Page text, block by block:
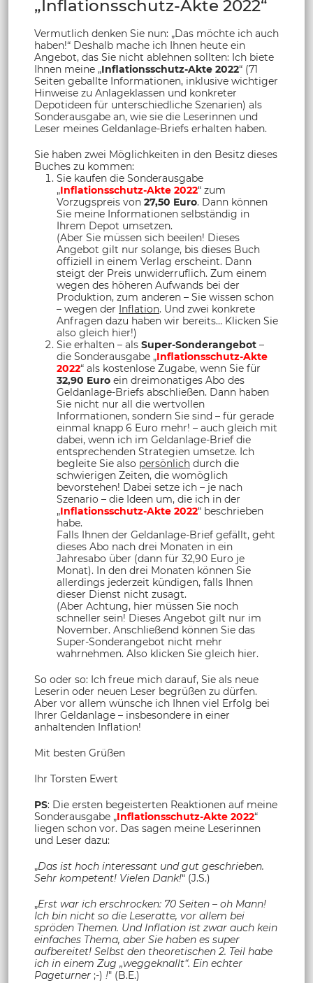
„Inflationsschutz-Akte 2022“
Vermutlich denken Sie nun: „Das möchte ich auch
haben!“ Deshalb mache ich Ihnen heute ein
Angebot, das Sie nicht ablehnen sollten: Ich biete
Ihnen meine „Inflationsschutz-Akte 2022“ (71
Seiten geballte Informationen, inklusive wichtiger
Hinweise zu Anlageklassen und konkreter
Depotideen für unterschiedliche Szenarien) als
Sonderausgabe an, wie sie die Leserinnen und
Leser meines Geldanlage-Briefs erhalten haben.
Sie haben zwei Möglichkeiten in den Besitz dieses
Buches zu kommen:
Sie kaufen die Sonderausgabe
„Inflationsschutz-Akte 2022“ zum
Vorzugspreis von 27,50 Euro. Dann können
Sie meine Informationen selbständig in
Ihrem Depot umsetzen.
(Aber Sie müssen sich beeilen! Dieses
Angebot gilt nur solange, bis dieses Buch
offiziell in einem Verlag erscheint. Dann
steigt der Preis unwiderruflich. Zum einem
wegen des höheren Aufwands bei der
Produktion, zum anderen – Sie wissen schon
– wegen der Inflation. Und zwei konkrete
Anfragen dazu haben wir bereits… Klicken Sie
also gleich hier!)
Sie erhalten – als Super-Sonderangebot –
die Sonderausgabe „Inflationsschutz-Akte
2022“ als kostenlose Zugabe, wenn Sie für
32,90 Euro ein dreimonatiges Abo des
Geldanlage-Briefs abschließen. Dann haben
Sie nicht nur all die wertvollen
Informationen, sondern Sie sind – für gerade
einmal knapp 6 Euro mehr! – auch gleich mit
dabei, wenn ich im Geldanlage-Brief die
entsprechenden Strategien umsetze. Ich
begleite Sie also persönlich durch die
schwierigen Zeiten, die womöglich
bevorstehen! Dabei setze ich – je nach
Szenario – die Ideen um, die ich in der
„Inflationsschutz-Akte 2022“ beschrieben
habe.
Falls Ihnen der Geldanlage-Brief gefällt, geht
dieses Abo nach drei Monaten in ein
Jahresabo über (dann für 32,90 Euro je
Monat). In den drei Monaten können Sie
allerdings jederzeit kündigen, falls Ihnen
dieser Dienst nicht zusagt.
(Aber Achtung, hier müssen Sie noch
schneller sein! Dieses Angebot gilt nur im
November. Anschließend können Sie das
Super-Sonderangebot nicht mehr
wahrnehmen. Also klicken Sie gleich hier.
So oder so: Ich freue mich darauf, Sie als neue
Leserin oder neuen Leser begrüßen zu dürfen.
Aber vor allem wünsche ich Ihnen viel Erfolg bei
Ihrer Geldanlage – insbesondere in einer
anhaltenden Inflation!
Mit besten Grüßen
Ihr Torsten Ewert
PS: Die ersten begeisterten Reaktionen auf meine
Sonderausgabe „Inflationsschutz-Akte 2022“
liegen schon vor. Das sagen meine Leserinnen
und Leser dazu:
„Das ist hoch interessant und gut geschrieben.
Sehr kompetent! Vielen Dank!“ (J.S.)
„Erst war ich erschrocken: 70 Seiten – oh Mann!
Ich bin nicht so die Leseratte, vor allem bei
spröden Themen. Und Inflation ist zwar auch kein
einfaches Thema, aber Sie haben es super
aufbereitet! Selbst den theoretischen 2. Teil habe
ich in einem Zug „weggeknallt“. Ein echter
Pageturner ;-) !" (B.E.)